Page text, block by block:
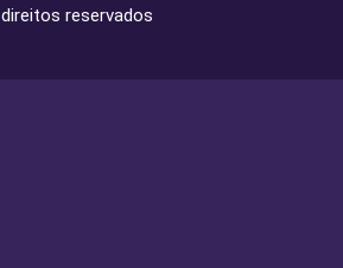
direitos reservados